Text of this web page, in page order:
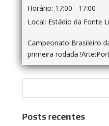
Horário: 17:00 - 17:00
Local: Estádio da Fonte
Campeonato Brasileiro
primeira rodada
Posts recentes